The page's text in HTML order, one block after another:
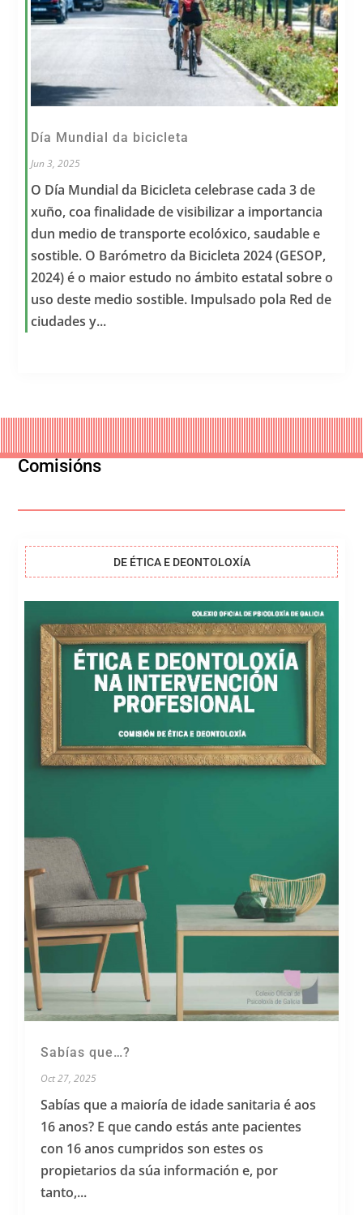
Día Mundial da bicicleta
Jun 3, 2025
O Día Mundial da Bicicleta celebrase cada 3 de
xuño, coa finalidade de visibilizar a importancia
dun medio de transporte ecolóxico, saudable e
sostible. O Barómetro da Bicicleta 2024 (GESOP,
2024) é o maior estudo no ámbito estatal sobre o
uso deste medio sostible. Impulsado pola Red de
ciudades y...
Comisións
DE ÉTICA E DEONTOLOXÍA
Sabías que…?
Oct 27, 2025
Sabías que a maioría de idade sanitaria é aos
16 anos? E que cando estás ante pacientes
con 16 anos cumpridos son estes os
propietarios da súa información e, por
tanto,...